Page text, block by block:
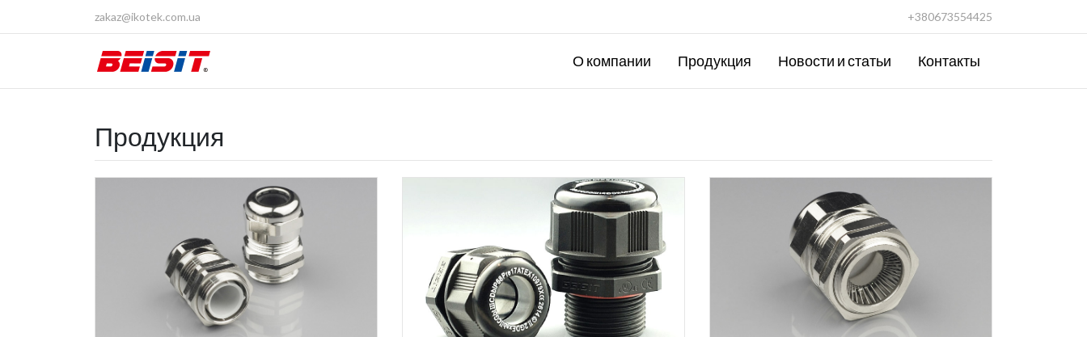
zakaz@ikotek.com.ua +380673554425
О компании Продукция Новости и статьи Контакты
Продукция